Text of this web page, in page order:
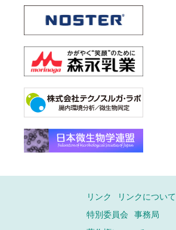
リンク
リンクについて
特別委員会 事務局